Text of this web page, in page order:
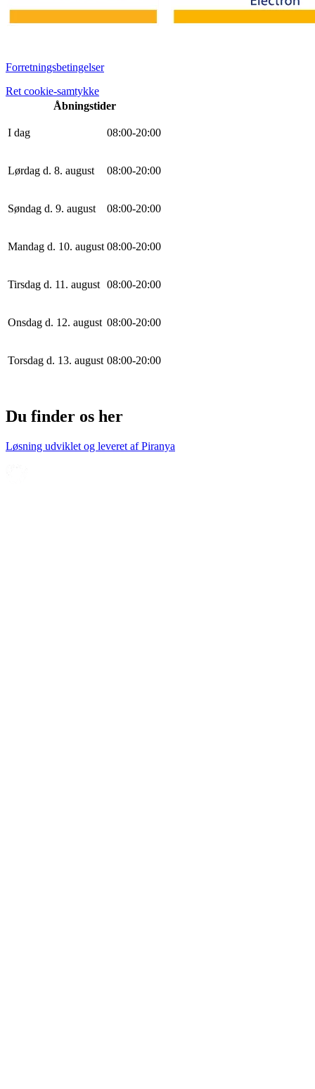
Forretningsbetingelser
Ret cookie-samtykke
Åbningstider
I dag 08:00-20:00
Lørdag d. 8. august 08:00-20:00
Søndag d. 9. august 08:00-20:00
Mandag d. 10. august 08:00-20:00
Tirsdag d. 11. august 08:00-20:00
Onsdag d. 12. august 08:00-20:00
Torsdag d. 13. august 08:00-20:00
Du finder os her
Løsning udviklet og leveret afPiranya